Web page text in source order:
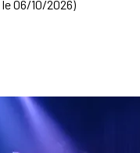
06/10/2026)